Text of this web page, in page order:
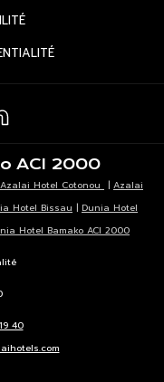
ONGLET
NOUVEL
OUVRIR
DANS
NOUVEL
OUVRIR
ONGLET
ACI 2000
Azalai Hotel Cotonou | Azalai
Hotel Bissau | Dunia Hotel
Hotel Bamako ACI 2000
40